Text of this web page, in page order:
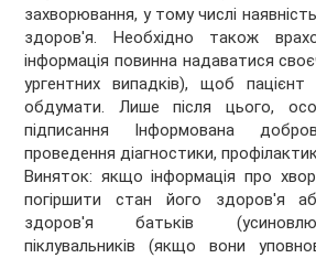
захворювання, у тому числі
здоров'я. Необхідно також
інформація повинна надаватися
ургентних випадків), щоб
обдумати. Лише після цього,
підписання Інформована
проведення діагностики,
Виняток: якщо інформація про
погіршити стан його здоров'я
здоров'я батьків
піклувальників (якщо вони